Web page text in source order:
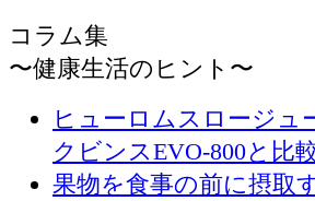
コラム集
〜健康生活のヒント〜
ヒューロムスロージュ
クビンスEVO-800と比
果物を食事の前に摂取